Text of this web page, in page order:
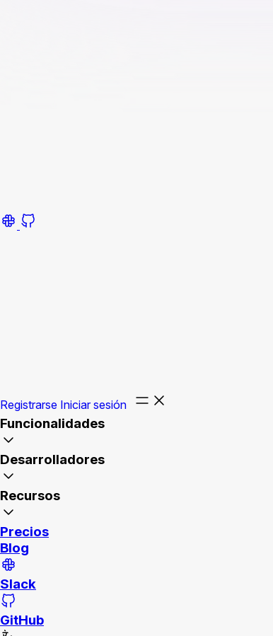
Registrarse Iniciar sesión
Funcionalidades
Desarrolladores
Recursos
Precios
Blog
Slack
GitHub